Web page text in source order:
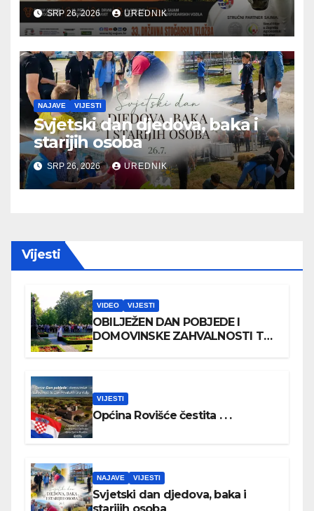
SRP 26, 2026 UREDNIK
NAJAVE VIJESTI
Svjetski dan djedova, baka i
starijih osoba
SRP 26, 2026 UREDNIK
Vijesti
VIDEO VIJESTI
OBILJEŽEN DAN POBJEDE I
DOMOVINSKE ZAHVALNOSTI TE
VIJESTI
Općina Rovišće čestita . . .
NAJAVE VIJESTI
Svjetski dan djedova, baka i